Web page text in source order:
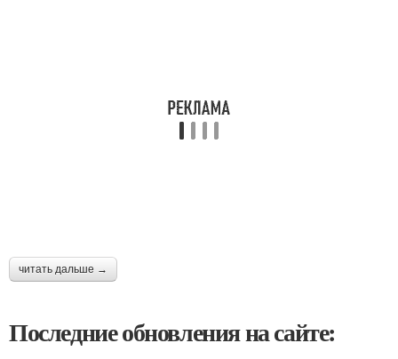
читать дальше →
Последние обновления на сайте: